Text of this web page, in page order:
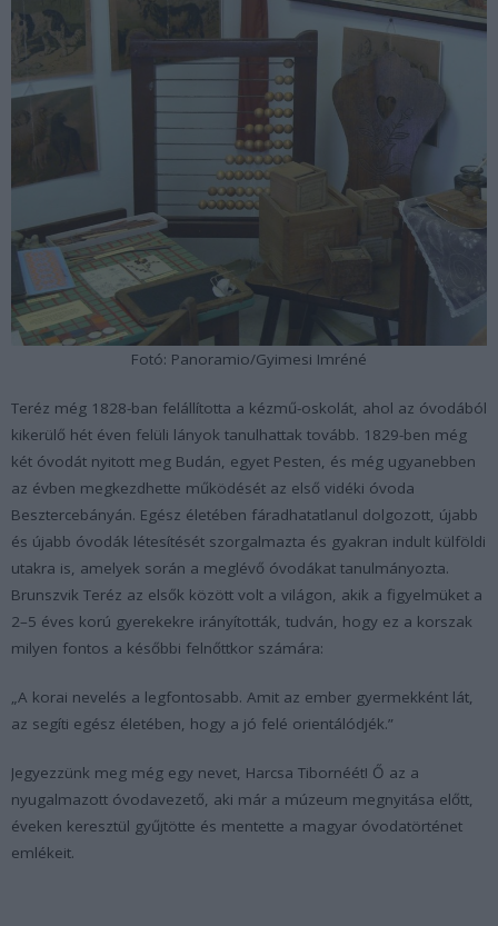
Fotó: Panoramio/Gyimesi Imréné
Teréz még 1828-ban felállította a kézmű-oskolát, ahol az óvodából
kikerülő hét éven felüli lányok tanulhattak tovább. 1829-ben még
két óvodát nyitott meg Budán, egyet Pesten, és még ugyanebben
az évben megkezdhette működését az első vidéki óvoda
Besztercebányán. Egész életében fáradhatatlanul dolgozott, újabb
és újabb óvodák létesítését szorgalmazta és gyakran indult külföldi
utakra is, amelyek során a meglévő óvodákat tanulmányozta.
Brunszvik Teréz az elsők között volt a világon, akik a figyelmüket a
2–5 éves korú gyerekekre irányították, tudván, hogy ez a korszak
milyen fontos a későbbi felnőttkor számára:
„A korai nevelés a legfontosabb. Amit az ember gyermekként lát,
az segíti egész életében, hogy a jó felé orientálódjék.”
Jegyezzünk meg még egy nevet, Harcsa Tibornéét! Ő az a
nyugalmazott óvodavezető, aki már a múzeum megnyitása előtt,
éveken keresztül gyűjtötte és mentette a magyar óvodatörténet
emlékeit.